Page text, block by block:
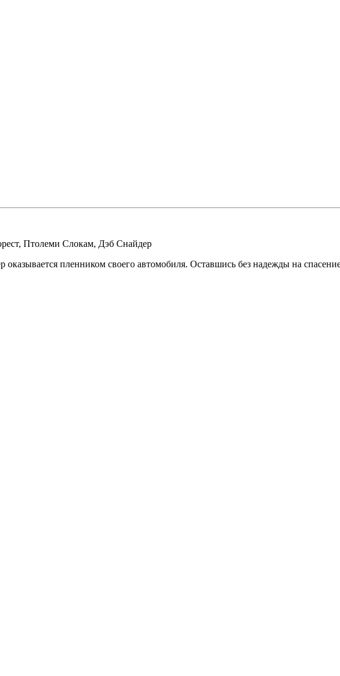
, Птолеми Слокам, Дэб Снайдер
пленником своего автомобиля. Оставшись без надежды на